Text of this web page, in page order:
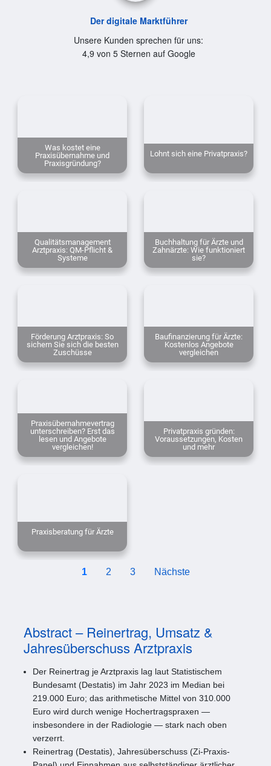
Der digitale Marktführer
Unsere Kunden sprechen für uns:
4,9 von 5 Sternen auf Google
Was kostet eine
Praxisübernahme und
Praxisgründung?
Lohnt sich eine Privatpraxis?
Qualitätsmanagement
Arztpraxis: QM-Pflicht &
Systeme
Buchhaltung für Ärzte und
Zahnärzte: Wie funktioniert
sie?
Förderung Arztpraxis: So
sichern Sie sich die besten
Zuschüsse
Baufinanzierung für Ärzte:
Kostenlos Angebote
vergleichen
Praxisübernahmevertrag
unterschreiben? Erst das
lesen und Angebote
vergleichen!
Privatpraxis gründen:
Voraussetzungen, Kosten
und mehr
Praxisberatung für Ärzte
1 2 3 Nächste
Abstract – Reinertrag, Umsatz &
Jahresüberschuss Arztpraxis
Der Reinertrag je Arztpraxis lag laut Statistischem
Bundesamt (Destatis) im Jahr 2023 im Median bei
219.000 Euro; das arithmetische Mittel von 310.000
Euro wird durch wenige Hochertragspraxen —
insbesondere in der Radiologie — stark nach oben
verzerrt.
Reinertrag (Destatis), Jahresüberschuss (Zi-Praxis-